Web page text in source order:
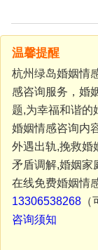
温馨提醒
杭州绿岛婚姻情
感咨询服务，婚
题,为幸福和谐的
婚姻情感咨询内
外遇出轨,挽救婚
矛盾调解,婚姻家
在线免费婚姻情
13306538268（
咨询须知